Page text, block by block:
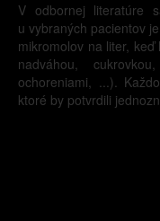
V odbornej literatúre
u vybraných pacientov
mikromolov na liter,
nadváhou,
ochoreniami, ...).
ktoré by potvrdili